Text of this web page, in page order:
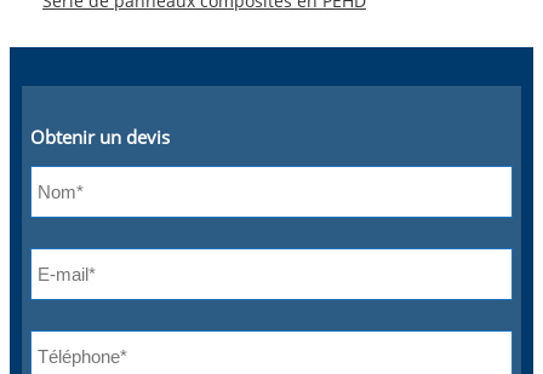
Obtenir un devis